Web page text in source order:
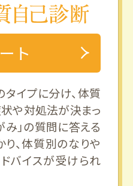
ト
イプに分け、体質
や対処法が決まっ
み」の質問に答える
、体質別のなりや
バイスが受けられ